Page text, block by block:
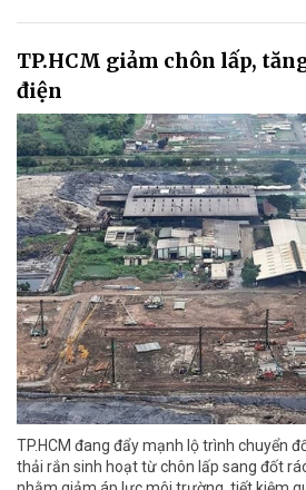
TP.HCM giảm chôn lấp,
điện
TP.HCM đang đẩy mạnh lộ trình chuyển
thải rắn sinh hoạt từ chôn lấp sang đốt